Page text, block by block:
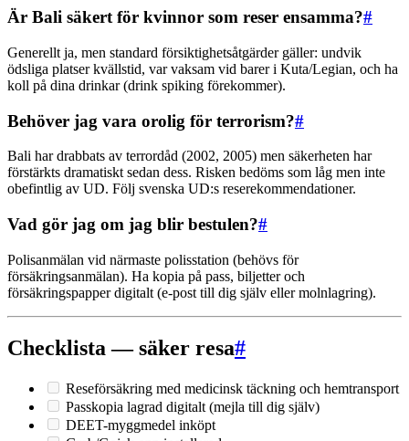
Är Bali säkert för kvinnor som reser ensamma?#
Generellt ja, men standard försiktighetsåtgärder gäller: undvik
ödsliga platser kvällstid, var vaksam vid barer i Kuta/Legian, och ha
koll på dina drinkar (drink spiking förekommer).
Behöver jag vara orolig för terrorism?#
Bali har drabbats av terrordåd (2002, 2005) men säkerheten har
förstärkts dramatiskt sedan dess. Risken bedöms som låg men inte
obefintlig av UD. Följ svenska UD:s reserekommendationer.
Vad gör jag om jag blir bestulen?#
Polisanmälan vid närmaste polisstation (behövs för
försäkringsanmälan). Ha kopia på pass, biljetter och
försäkringspapper digitalt (e-post till dig själv eller molnlagring).
Checklista — säker resa#
Reseförsäkring med medicinsk täckning och hemtransport
Passkopia lagrad digitalt (mejla till dig själv)
DEET-myggmedel inköpt